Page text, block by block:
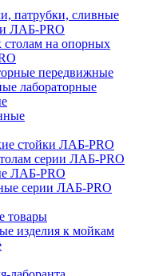
патрубки, сливные
ЛАБ-PRO
на опорных
передвижные
лабораторные
стойки ЛАБ-PRO
серии ЛАБ-PRO
ЛАБ-PRO
серии ЛАБ-PRO
товары
изделия к мойкам